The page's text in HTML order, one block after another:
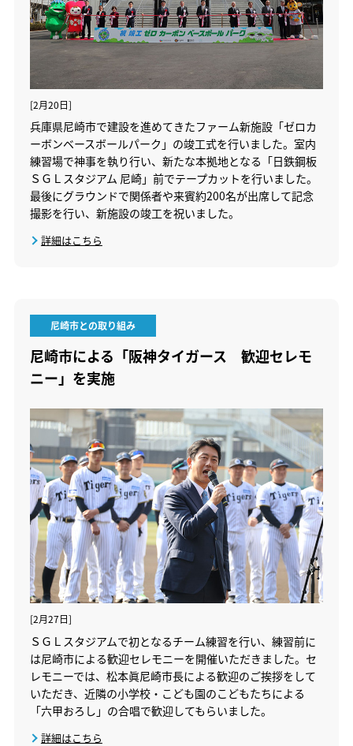
[2月20日]
兵庫県尼崎市で建設を進めてきたファーム新施設「ゼロカ
ーボンベースボールパーク」の竣工式を行いました。室内
練習場で神事を執り行い、新たな本拠地となる「日鉄鋼板
ＳＧＬスタジアム 尼崎」前でテープカットを行いました。
最後にグラウンドで関係者や来賓約200名が出席して記念
撮影を行い、新施設の竣工を祝いました。
詳細はこちら
尼崎市との取り組み
尼崎市による「阪神タイガース 歓迎セレモ
ニー」を実施
[2月27日]
ＳＧＬスタジアムで初となるチーム練習を行い、練習前に
は尼崎市による歓迎セレモニーを開催いただきました。セ
レモニーでは、松本眞尼崎市長による歓迎のご挨拶をして
いただき、近隣の小学校・こども園のこどもたちによる
「六甲おろし」の合唱で歓迎してもらいました。
詳細はこちら